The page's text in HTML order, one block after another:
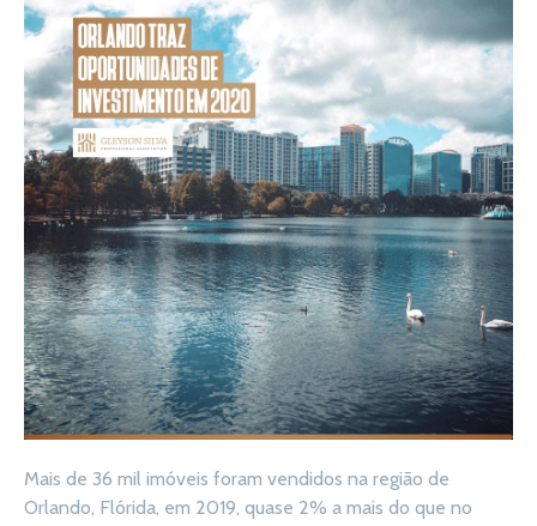
Mais de 36 mil imóveis foram vendidos na região de
Orlando, Flórida, em 2019, quase 2% a mais do que no